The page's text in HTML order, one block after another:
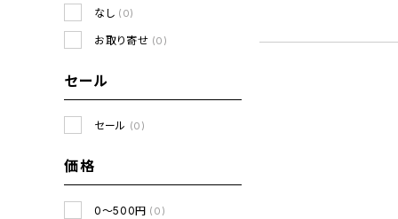
なし (0)
お取り寄せ (0)
セール
セール (0)
価格
0～500円 (0)